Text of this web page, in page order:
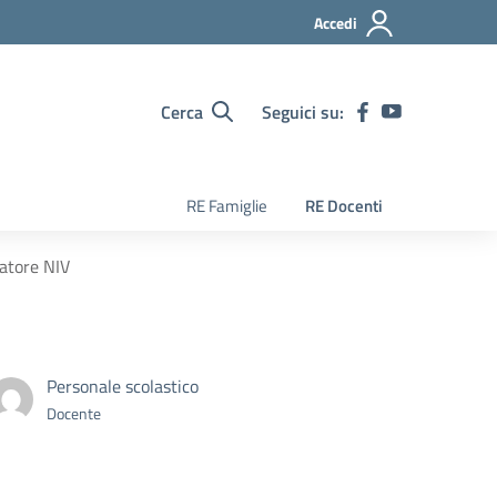
Accedi
Cerca Seguici su:
RE Famiglie RE Docenti
NIV
Personale scolastico
Docente